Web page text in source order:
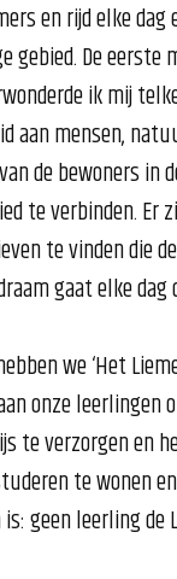
en rijd elke dag
gebied. De eerste
ik mij
aan mensen,
de bewoners in
te verbinden. Er
te vinden die
gaat elke
we ‘Het
onze leerlingen
te verzorgen en
te wonen
geen leerling de